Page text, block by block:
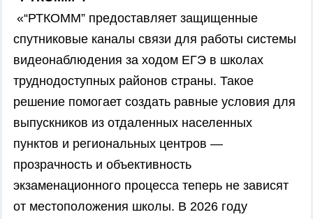
«“РТКОММ” предоставляет защищенные
спутниковые каналы связи для работы системы
видеонаблюдения за ходом ЕГЭ в школах
труднодоступных районов страны. Такое
решение помогает создать равные условия для
выпускников из отдаленных населенных
пунктов и региональных центров —
прозрачность и объективность
экзаменационного процесса теперь не зависят
от местоположения школы. В 2026 году